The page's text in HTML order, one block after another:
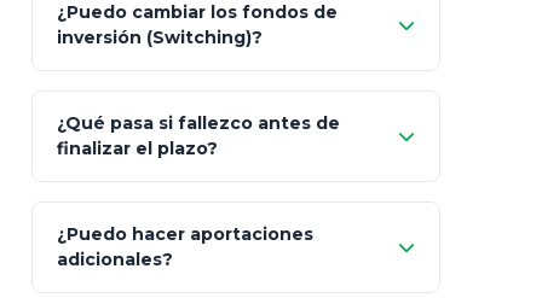
inflación), Dólares o Euros
¿Puedo cambiar los fondos de
inversión (Switching)?
"Switching" (cambio de fondos)
¿Qué pasa si fallezco antes de
finalizar el plazo?
100% a tus
beneficiarios designados
¿Puedo hacer aportaciones
adicionales?